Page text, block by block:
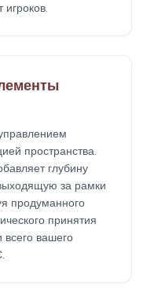
пространства.
глубину
за рамки
продуманного
принятия
вашего